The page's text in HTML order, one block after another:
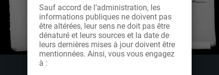
Sauf accord de l’administration, les
informations publiques ne doivent pas
être altérées, leur sens ne doit pas être
dénaturé et leurs sources et la date de
leurs dernières mises à jour doivent être
mentionnées. Ainsi, vous vous engagez
à :